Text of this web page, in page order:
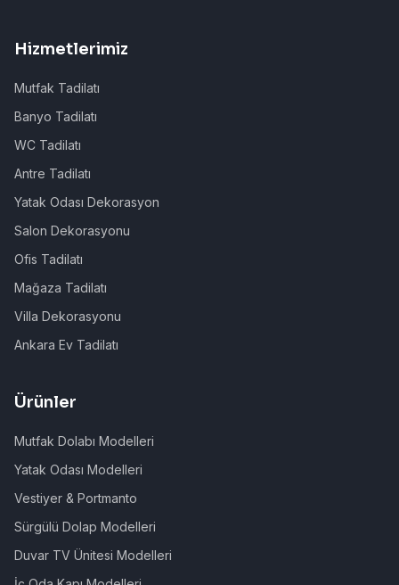
Hizmetlerimiz
Mutfak Tadilatı
Banyo Tadilatı
WC Tadilatı
Antre Tadilatı
Yatak Odası Dekorasyon
Salon Dekorasyonu
Ofis Tadilatı
Mağaza Tadilatı
Villa Dekorasyonu
Ankara Ev Tadilatı
Ürünler
Mutfak Dolabı Modelleri
Yatak Odası Modelleri
Vestiyer & Portmanto
Sürgülü Dolap Modelleri
Duvar TV Ünitesi Modelleri